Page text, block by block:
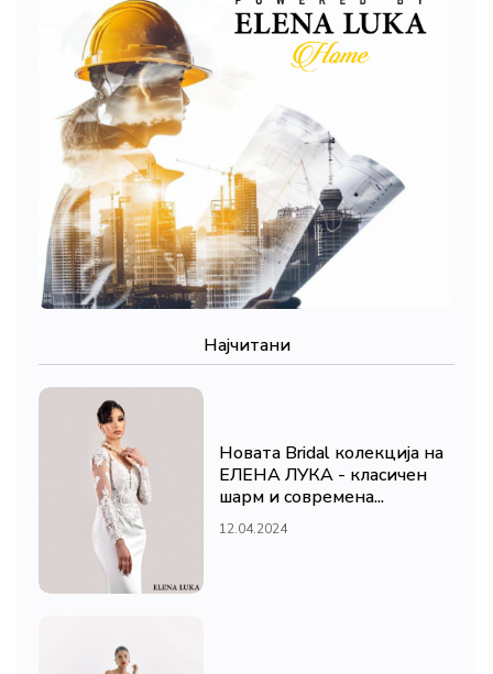
Најчитани
Новата Bridal колекција на
ЕЛЕНА ЛУКА - класичен
шарм и современа...
12.04.2024